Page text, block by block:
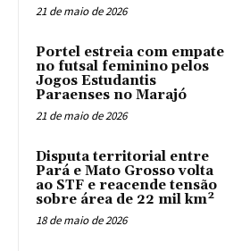
21 de maio de 2026
Portel estreia com empate
no futsal feminino pelos
Jogos Estudantis
Paraenses no Marajó
21 de maio de 2026
Disputa territorial entre
Pará e Mato Grosso volta
ao STF e reacende tensão
sobre área de 22 mil km²
18 de maio de 2026